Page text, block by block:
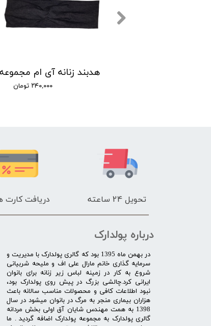
۲۴۰,۰۰۰ تومان
تحویل 24 ساعته دریافت کارت
درباره پولدارک
در بهمن ماه 1395 بود که گالری پولدارک با مدیریت و
سرمایه گذاری خانم مارال علی اف و ملیحه شربیانی
شروع به کار در زمینه لباس زیر زنانه برای بانوان
ایرانی کرد.چالشی بزرگ در پیش روی پولدارک بود،
نبود اطلاعات کافی و محصولات مناسب سالانه باعث
هزاران بیماری منجر به مرگ در بانوان میشود در سال
1398 به همت مهندس شایان آق اولی بخش مردانه
گالری پولدارک به مجموعه پولدارک اضافه گردید . ما